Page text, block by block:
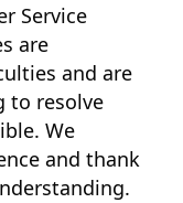
Service
are
and are
to resolve
We
and thank